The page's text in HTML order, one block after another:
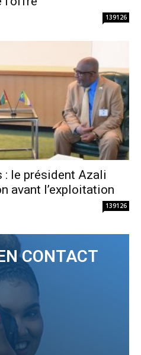
139126
: le président Azali
avant l’exploitation
139126
CONTACT